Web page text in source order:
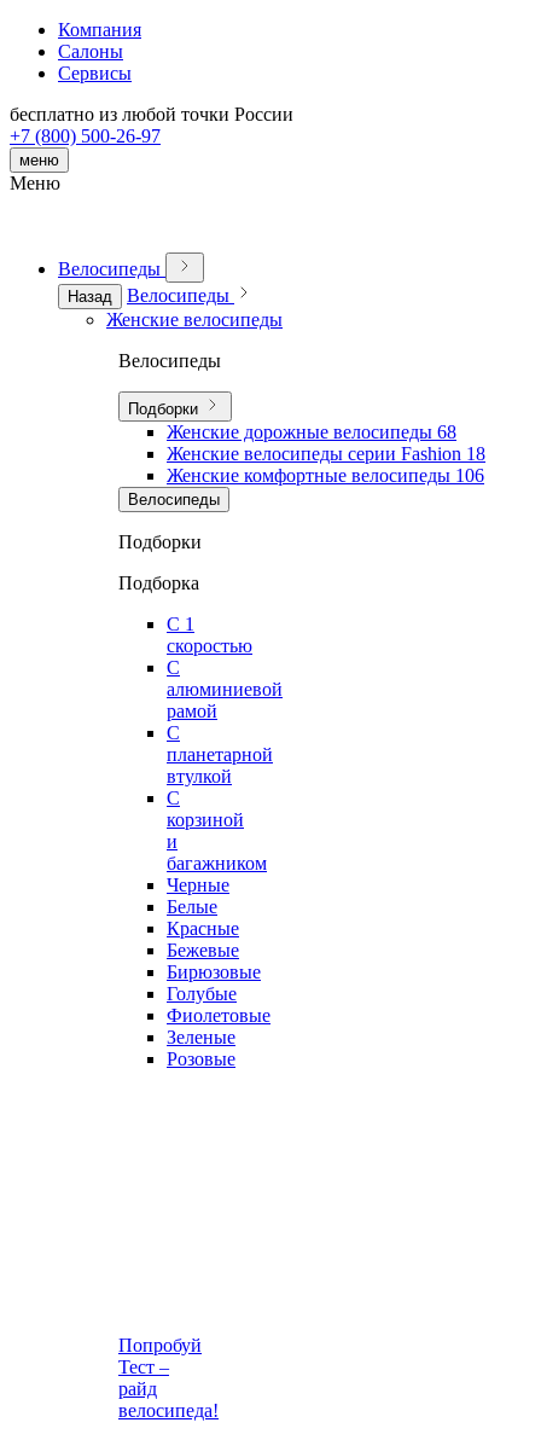
Компания
Салоны
Сервисы
бесплатно из любой точки России
+7 (800) 500-26-97
меню
Меню
Велосипеды
Назад
Велосипеды
Женские велосипеды
Велосипеды
Подборки
Женские дорожные велосипеды 68
Женские велосипеды серии Fashion 18
Женские комфортные велосипеды 106
Велосипеды
Подборки
Подборка
С 1
скоростью
С
алюминиевой
рамой
С
планетарной
втулкой
С
корзиной
и
багажником
Черные
Белые
Красные
Бежевые
Бирюзовые
Голубые
Фиолетовые
Зеленые
Розовые
Попробуй
Тест –
райд
велосипеда!